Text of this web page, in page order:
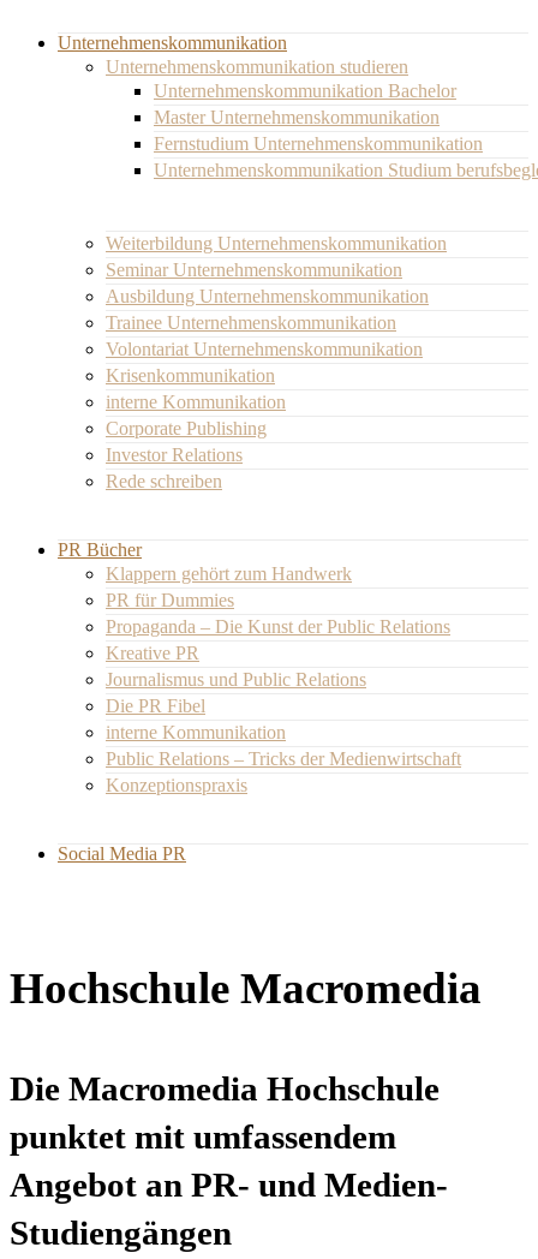
Unternehmenskommunikation
Unternehmenskommunikation studieren
Unternehmenskommunikation Bachelor
Master Unternehmenskommunikation
Fernstudium Unternehmenskommunikation
Unternehmenskommunikation Studium
Weiterbildung Unternehmenskommunikation
Seminar Unternehmenskommunikation
Ausbildung Unternehmenskommunikation
Trainee Unternehmenskommunikation
Volontariat Unternehmenskommunikation
Krisenkommunikation
interne Kommunikation
Corporate Publishing
Investor Relations
Rede schreiben
PR Bücher
Klappern gehört zum Handwerk
PR für Dummies
Propaganda – Die Kunst der Public Relations
Kreative PR
Journalismus und Public Relations
Die PR Fibel
interne Kommunikation
Public Relations – Tricks der Medienwirtschaft
Konzeptionspraxis
Social Media PR
Hochschule Macromedia
Die Macromedia Hochschule
punktet mit umfassendem
Angebot an PR- und Medien-
Studiengängen